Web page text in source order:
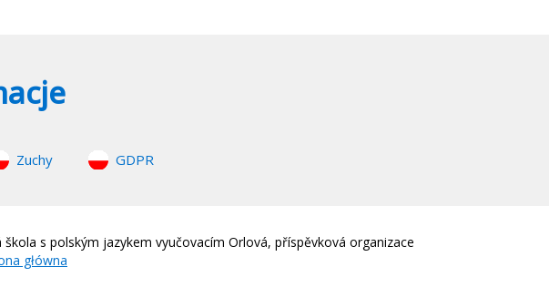
Zuchy GDPR
s polským jazykem vyučovacím Orlová, příspěvková organizace
główna